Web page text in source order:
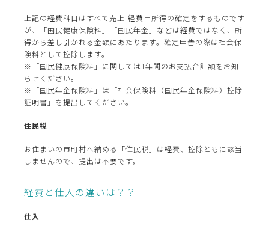
上記の経費科目はすべて売上-経費＝所得の確定をするものです
が、「国民健康保険料」「国民年金」などは経費ではなく、所
得から差し引かれる金額にあたります。確定申告の際は社会保
険料として控除します。
※「国民健康保険料」に関しては1年間のお支払合計額をお知
らせください。
※「国民年金保険料」は「社会保険料（国民年金保険料）控除
証明書」を提出してください。
住民税
お住まいの市町村へ納める「住民税」は経費、控除ともに該当
しませんので、提出は不要です。
経費と仕入の違いは？？
仕入